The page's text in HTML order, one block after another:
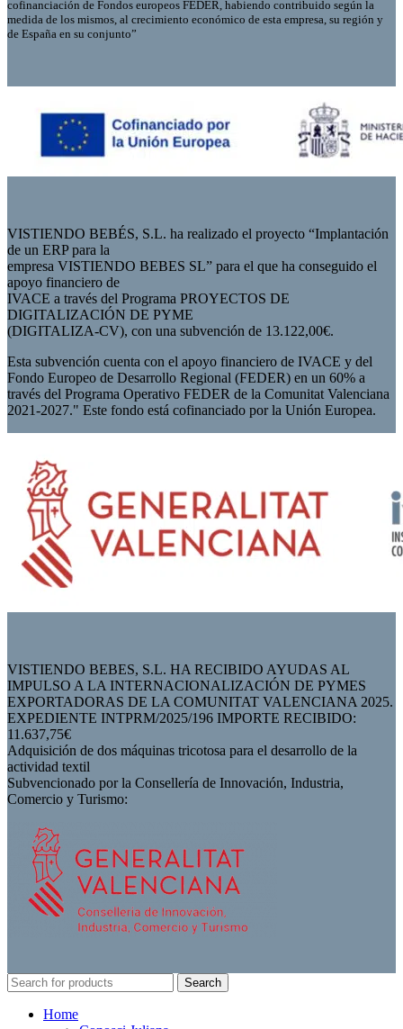
cofinanciación de Fondos europeos FEDER, habiendo contribuido según la
medida de los mismos, al crecimiento económico de esta empresa, su región y
de España en su conjunto”
VISTIENDO BEBÉS, S.L. ha realizado el proyecto “Implantación
de un ERP para la
empresa VISTIENDO BEBES SL” para el que ha conseguido el
apoyo financiero de
IVACE a través del Programa PROYECTOS DE
DIGITALIZACIÓN DE PYME
(DIGITALIZA-CV), con una subvención de 13.122,00€.
Esta subvención cuenta con el apoyo financiero de IVACE y del
Fondo Europeo de Desarrollo Regional (FEDER) en un 60% a
través del Programa Operativo FEDER de la Comunitat Valenciana
2021-2027." Este fondo está cofinanciado por la Unión Europea.
VISTIENDO BEBES, S.L. HA RECIBIDO AYUDAS AL
IMPULSO A LA INTERNACIONALIZACIÓN DE PYMES
EXPORTADORAS DE LA COMUNITAT VALENCIANA 2025.
EXPEDIENTE INTPRM/2025/196 IMPORTE RECIBIDO:
11.637,75€
Adquisición de dos máquinas tricotosa para el desarrollo de la
actividad textil
Subvencionado por la Consellería de Innovación, Industria,
Comercio y Turismo:
Search
Home